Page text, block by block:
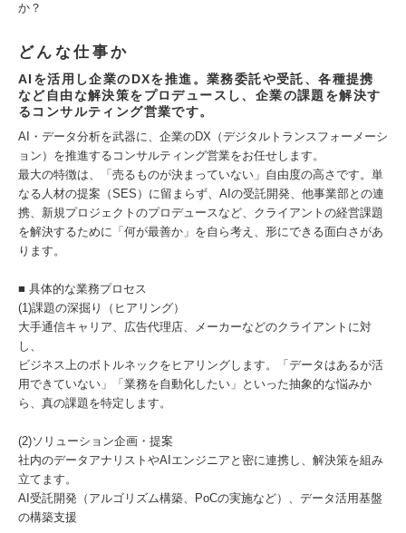
か？
どんな仕事か
AIを活用し企業のDXを推進。業務委託や受託、各種提携
など自由な解決策をプロデュースし、企業の課題を解決す
るコンサルティング営業です。
AI・データ分析を武器に、企業のDX（デジタルトランスフォーメーシ
ョン）を推進するコンサルティング営業をお任せします。
最大の特徴は、「売るものが決まっていない」自由度の高さです。単
なる人材の提案（SES）に留まらず、AIの受託開発、他事業部との連
携、新規プロジェクトのプロデュースなど、クライアントの経営課題
を解決するために「何が最善か」を自ら考え、形にできる面白さがあ
ります。
■ 具体的な業務プロセス
(1)課題の深掘り（ヒアリング）
大手通信キャリア、広告代理店、メーカーなどのクライアントに対
し、
ビジネス上のボトルネックをヒアリングします。「データはあるが活
用できていない」「業務を自動化したい」といった抽象的な悩みか
ら、真の課題を特定します。
(2)ソリューション企画・提案
社内のデータアナリストやAIエンジニアと密に連携し、解決策を組み
立てます。
AI受託開発（アルゴリズム構築、PoCの実施など）、データ活用基盤
の構築支援